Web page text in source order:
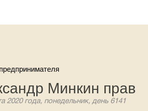
Минкин прав
2020 года, понедельник, день 6141